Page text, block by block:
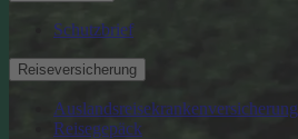
Schutzbrief
Reiseversicherung
Auslandsreisekrankenversicherung
Reisegepäck